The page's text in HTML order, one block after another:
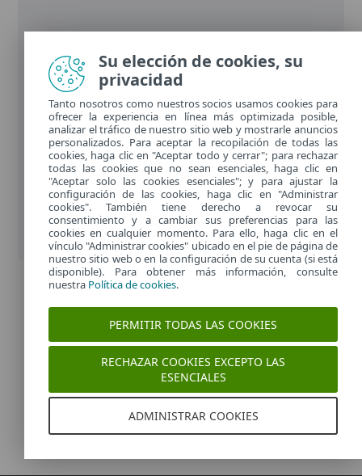
Leer más
Su elección de cookies, su
privacidad
Tanto nosotros como nuestros socios usamos cookies para
ofrecer la experiencia en línea más optimizada posible,
analizar el tráfico de nuestro sitio web y mostrarle anuncios
personalizados. Para aceptar la recopilación de todas las
cookies, haga clic en "Aceptar todo y cerrar"; para rechazar
todas las cookies que no sean esenciales, haga clic en
"Aceptar solo las cookies esenciales"; y para ajustar la
configuración de las cookies, haga clic en "Administrar
cookies". También tiene derecho a revocar su
consentimiento y a cambiar sus preferencias para las
cookies en cualquier momento. Para ello, haga clic en el
vínculo "Administrar cookies" ubicado en el pie de página de
nuestro sitio web o en la configuración de su cuenta (si está
disponible). Para obtener más información, consulte
nuestra Política de cookies.
PERMITIR TODAS LAS COOKIES
RECHAZAR COOKIES EXCEPTO LAS
ESENCIALES
ADMINISTRAR COOKIES